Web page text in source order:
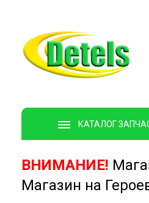
КАТАЛОГ
ВНИМАНИЕ!
Магазин на